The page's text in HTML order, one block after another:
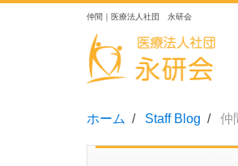
仲間｜医療法人社団 永研会
ホーム Staff Blog 仲